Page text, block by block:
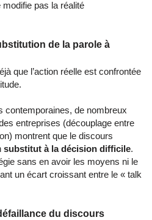
modifie pas la réalité
de la parole à
que l’action réelle est confrontée
contemporaines, de nombreux
entreprises (découplage entre
montrent que le discours
substitut à la décision difficile.
sans en avoir les moyens ni le
un écart croissant entre le « talk
du discours